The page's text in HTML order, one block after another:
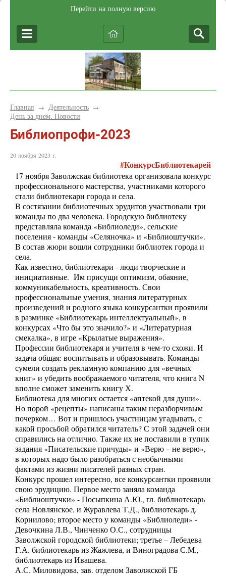
Перейти на полную версию
Главная → Деятельность →
День за днем. Новости
Библиопрофи-2023
20 ноября 2023 г.
#КонкурсБиблиотекарей
17 ноября Заволжская библиотека организовала конкурс
профессионального мастерства, участниками которого
стали библиотекари города и села.
В состязании библиотечных эрудитов участвовали три
команды по два человека. Городскую библиотеку
представляла команда «Библиоледи», сельские
поселения - команды «Селяночка» и «Библиоштучки».
В состав жюри вошли сотрудники библиотек города и
села.
Как известно, библиотекари - люди творческие и
инициативные. Им присущи оптимизм, обаяние,
коммуникабельность, креативность. Свои
профессиональные умения, знания литературных
произведений и родного языка конкурсантки проявили
в разминке «Библиотекарь интеллектуальный», в
конкурсах «Что бы это значило?» и «Литературная
смекалка», в игре «Крылатые выражения».
Профессии библиотекаря и учителя в чем-то схожи. И
задача общая: воспитывать и образовывать. Команды
сумели создать рекламную компанию для «вечных
книг» и убедить воображаемого читателя, что книга N
вполне сможет заменить книгу Х.
Библиотека для многих остается «аптекой для души».
Но порой «рецепты» написаны таким неразборчивым
почерком… Вот и пришлось участницам угадывать, с
какой просьбой обратился читатель? С этой задачей они
справились на отлично. Также их не поставили в тупик
задания «Писательские причуды» и «Верю – не верю»,
в которых надо было разобраться с необычными
фактами из жизни писателей разных стран.
Конкурс прошел интересно, все конкурсантки проявили
свою эрудицию. Первое место заняла команда
«Библиоштучки» - Посыпкина А.Ю., гл. библиотекарь
села Новлянское, и Журавлева Т.Д., библиотекарь д.
Корнилово; второе место у команды «Библиоледи» -
Девочкина Л.В., Чинченко О.С., сотрудницы
Заволжской городской библиотеки; третье – Лебедева
Г.А. библиотекарь из Жажлева, и Виноградова С.М.,
библиотекарь из Ивашева.
А.С. Миловидова, зав. отделом Заволжской ГБ